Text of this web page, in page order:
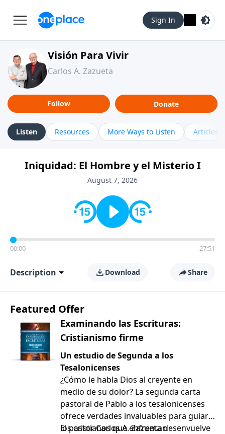
Sign In
Visión Para Vivir
Carlos A. Zazueta
Follow Donate
Listen Resources More Ways to Listen Articles
Iniquidad: El Hombre y el Misterio I
August 7, 2026
00:00 27:51
Description Download Share
Featured Offer
Examinando las Escrituras:
Cristianismo firme
Un estudio de Segunda a los
Tesalonicenses
¿Cómo le habla Dios al creyente en
medio de su dolor? La segunda carta
pastoral de Pablo a los tesalonicenses
ofrece verdades invaluables para guiar a
los cristianos que enfrentan
El pastor Carlos A. Zazueta desenvuelve